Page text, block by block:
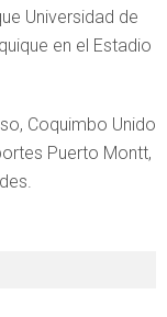
Universidad de
en el Estadio
Coquimbo Unido
Puerto Montt,